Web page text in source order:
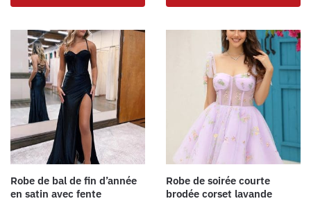
Robe de bal de fin d’année
en satin avec fente
Robe de soirée courte
brodée corset lavande